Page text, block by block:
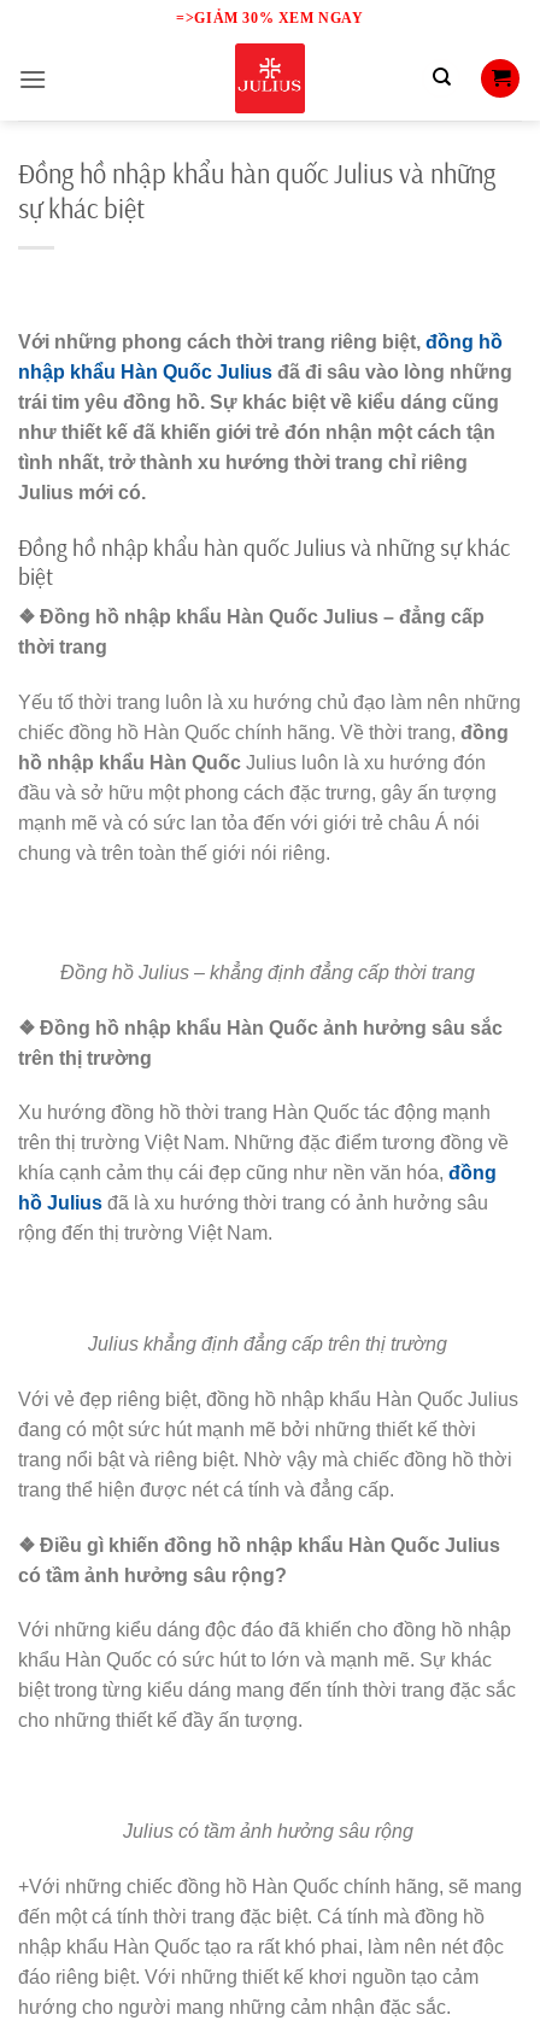
content
=>GIẢM 30% XEM NGAY
Đồng hồ nhập khẩu hàn quốc Julius và những
sự khác biệt
Với những phong cách thời trang riêng biệt, đồng hồ
nhập khẩu Hàn Quốc Julius đã đi sâu vào lòng những
trái tim yêu đồng hồ. Sự khác biệt về kiểu dáng cũng
như thiết kế đã khiến giới trẻ đón nhận một cách tận
tình nhất, trở thành xu hướng thời trang chỉ riêng
Julius mới có.
Đồng hồ nhập khẩu hàn quốc Julius và những sự khác
biệt
❖ Đồng hồ nhập khẩu Hàn Quốc Julius – đẳng cấp
thời trang
Yếu tố thời trang luôn là xu hướng chủ đạo làm nên những
chiếc đồng hồ Hàn Quốc chính hãng. Về thời trang, đồng
hồ nhập khẩu Hàn Quốc Julius luôn là xu hướng đón
đầu và sở hữu một phong cách đặc trưng, gây ấn tượng
mạnh mẽ và có sức lan tỏa đến với giới trẻ châu Á nói
chung và trên toàn thế giới nói riêng.
Đồng hồ Julius – khẳng định đẳng cấp thời trang
❖ Đồng hồ nhập khẩu Hàn Quốc ảnh hưởng sâu sắc
trên thị trường
Xu hướng đồng hồ thời trang Hàn Quốc tác động mạnh
trên thị trường Việt Nam. Những đặc điểm tương đồng về
khía cạnh cảm thụ cái đẹp cũng như nền văn hóa, đồng
hồ Julius đã là xu hướng thời trang có ảnh hưởng sâu
rộng đến thị trường Việt Nam.
Julius khẳng định đẳng cấp trên thị trường
Với vẻ đẹp riêng biệt, đồng hồ nhập khẩu Hàn Quốc Julius
đang có một sức hút mạnh mẽ bởi những thiết kế thời
trang nổi bật và riêng biệt. Nhờ vậy mà chiếc đồng hồ thời
trang thể hiện được nét cá tính và đẳng cấp.
❖ Điều gì khiến đồng hồ nhập khẩu Hàn Quốc Julius
có tầm ảnh hưởng sâu rộng?
Với những kiểu dáng độc đáo đã khiến cho đồng hồ nhập
khẩu Hàn Quốc có sức hút to lớn và mạnh mẽ. Sự khác
biệt trong từng kiểu dáng mang đến tính thời trang đặc sắc
cho những thiết kế đầy ấn tượng.
Julius có tầm ảnh hưởng sâu rộng
+Với những chiếc đồng hồ Hàn Quốc chính hãng, sẽ mang
đến một cá tính thời trang đặc biệt. Cá tính mà đồng hồ
nhập khẩu Hàn Quốc tạo ra rất khó phai, làm nên nét độc
đáo riêng biệt. Với những thiết kế khơi nguồn tạo cảm
hướng cho người mang những cảm nhận đặc sắc.